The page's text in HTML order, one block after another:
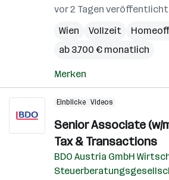
vor 2 Tagen veröffentlicht
Wien
Vollzeit
ab 3.700 € monatlich
Merken
Einblicke Videos
Senior Associate (w/
Tax & Transactions
BDO Austria GmbH